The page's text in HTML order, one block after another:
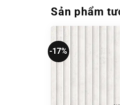
Sản phẩm
-17%